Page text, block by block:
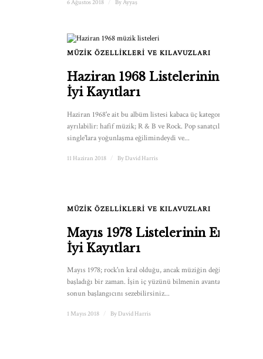
6 Ağustos 2018 ByAyyaş
MÜZIK ÖZELLIKLERI VE KILAVUZLARI
Haziran 1968 Listelerinin En
İyi Kayıtları
Haziran 1968'e ait bu albüm listesi kabaca üç kategoriye
ayrılabilir: hafif müzik; R & B ve Rock. Pop sanatçıları hâlâ
single'lara yoğunlaşma eğilimindeydi ve...
11 Haziran 2018 By David Harris
MÜZIK ÖZELLIKLERI VE KILAVUZLARI
Mayıs 1978 Listelerinin En
İyi Kayıtları
Mayıs 1978; rock'ın kral olduğu, ancak müziğin değişmeye
başladığı bir zaman. İşin iç yüzünü bilmenin avantajıyla,
sonun başlangıcını sezebilirsiniz...
1 Mayıs 2018 By David Harris